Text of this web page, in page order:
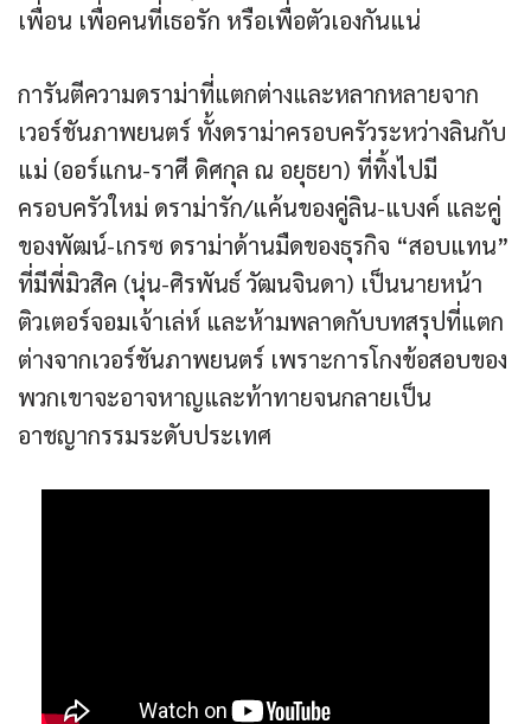
เพื่อน เพื่อคนที่เธอรัก หรือเพื่อตัวเองกันแน่
การันตีความดราม่าที่แตกต่างและหลากหลายจาก
เวอร์ชันภาพยนตร์ ทั้งดราม่าครอบครัวระหว่างลินกับ
แม่ (ออร์แกน-ราศี ดิศกุล ณ อยุธยา) ที่ทิ้งไปมี
ครอบครัวใหม่ ดราม่ารัก/แค้นของคู่ลิน-แบงค์ และคู่
ของพัฒน์-เกรซ ดราม่าด้านมืดของธุรกิจ “สอบแทน”
ที่มีพี่มิวสิค (นุ่น-ศิรพันธ์ วัฒนจินดา) เป็นนายหน้า
ติวเตอร์จอมเจ้าเล่ห์ และห้ามพลาดกับบทสรุปที่แตก
ต่างจากเวอร์ชันภาพยนตร์ เพราะการโกงข้อสอบของ
พวกเขาจะอาจหาญและท้าทายจนกลายเป็น
อาชญากรรมระดับประเทศ